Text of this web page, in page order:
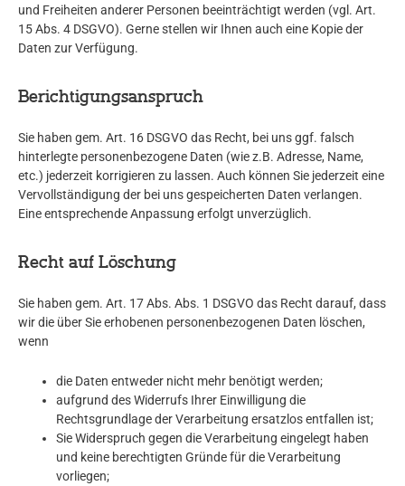
und Freiheiten anderer Personen beeinträchtigt werden (vgl. Art.
15 Abs. 4 DSGVO). Gerne stellen wir Ihnen auch eine Kopie der
Daten zur Verfügung.
Berichtigungsanspruch
Sie haben gem. Art. 16 DSGVO das Recht, bei uns ggf. falsch
hinterlegte personenbezogene Daten (wie z.B. Adresse, Name,
etc.) jederzeit korrigieren zu lassen. Auch können Sie jederzeit eine
Vervollständigung der bei uns gespeicherten Daten verlangen.
Eine entsprechende Anpassung erfolgt unverzüglich.
Recht auf Löschung
Sie haben gem. Art. 17 Abs. Abs. 1 DSGVO das Recht darauf, dass
wir die über Sie erhobenen personenbezogenen Daten löschen,
wenn
die Daten entweder nicht mehr benötigt werden;
aufgrund des Widerrufs Ihrer Einwilligung die
Rechtsgrundlage der Verarbeitung ersatzlos entfallen ist;
Sie Widerspruch gegen die Verarbeitung eingelegt haben
und keine berechtigten Gründe für die Verarbeitung
vorliegen;